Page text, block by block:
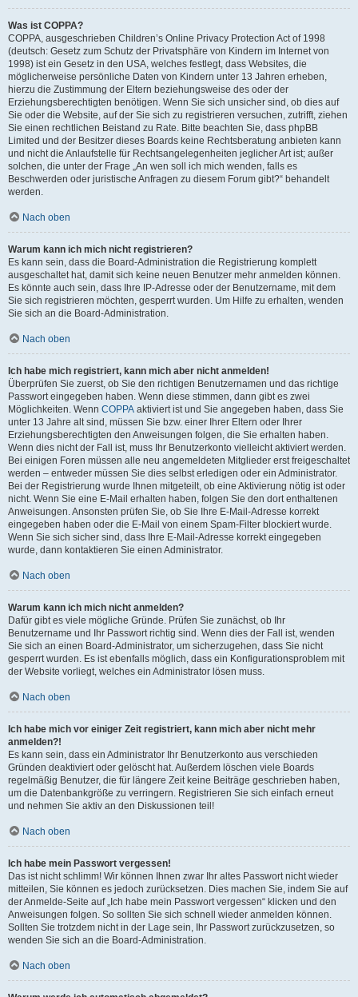
Was ist COPPA?
COPPA, ausgeschrieben Children’s Online Privacy Protection Act of 1998
(deutsch: Gesetz zum Schutz der Privatsphäre von Kindern im Internet von
1998) ist ein Gesetz in den USA, welches festlegt, dass Websites, die
möglicherweise persönliche Daten von Kindern unter 13 Jahren erheben,
hierzu die Zustimmung der Eltern beziehungsweise des oder der
Erziehungsberechtigten benötigen. Wenn Sie sich unsicher sind, ob dies auf
Sie oder die Website, auf der Sie sich zu registrieren versuchen, zutrifft, ziehen
Sie einen rechtlichen Beistand zu Rate. Bitte beachten Sie, dass phpBB
Limited und der Besitzer dieses Boards keine Rechtsberatung anbieten kann
und nicht die Anlaufstelle für Rechtsangelegenheiten jeglicher Art ist; außer
solchen, die unter der Frage „An wen soll ich mich wenden, falls es
Beschwerden oder juristische Anfragen zu diesem Forum gibt?“ behandelt
werden.
Nach oben
Warum kann ich mich nicht registrieren?
Es kann sein, dass die Board-Administration die Registrierung komplett
ausgeschaltet hat, damit sich keine neuen Benutzer mehr anmelden können.
Es könnte auch sein, dass Ihre IP-Adresse oder der Benutzername, mit dem
Sie sich registrieren möchten, gesperrt wurden. Um Hilfe zu erhalten, wenden
Sie sich an die Board-Administration.
Nach oben
Ich habe mich registriert, kann mich aber nicht anmelden!
Überprüfen Sie zuerst, ob Sie den richtigen Benutzernamen und das richtige
Passwort eingegeben haben. Wenn diese stimmen, dann gibt es zwei
Möglichkeiten. Wenn COPPA aktiviert ist und Sie angegeben haben, dass Sie
unter 13 Jahre alt sind, müssen Sie bzw. einer Ihrer Eltern oder Ihrer
Erziehungsberechtigten den Anweisungen folgen, die Sie erhalten haben.
Wenn dies nicht der Fall ist, muss Ihr Benutzerkonto vielleicht aktiviert werden.
Bei einigen Foren müssen alle neu angemeldeten Mitglieder erst freigeschaltet
werden – entweder müssen Sie dies selbst erledigen oder ein Administrator.
Bei der Registrierung wurde Ihnen mitgeteilt, ob eine Aktivierung nötig ist oder
nicht. Wenn Sie eine E-Mail erhalten haben, folgen Sie den dort enthaltenen
Anweisungen. Ansonsten prüfen Sie, ob Sie Ihre E-Mail-Adresse korrekt
eingegeben haben oder die E-Mail von einem Spam-Filter blockiert wurde.
Wenn Sie sich sicher sind, dass Ihre E-Mail-Adresse korrekt eingegeben
wurde, dann kontaktieren Sie einen Administrator.
Nach oben
Warum kann ich mich nicht anmelden?
Dafür gibt es viele mögliche Gründe. Prüfen Sie zunächst, ob Ihr
Benutzername und Ihr Passwort richtig sind. Wenn dies der Fall ist, wenden
Sie sich an einen Board-Administrator, um sicherzugehen, dass Sie nicht
gesperrt wurden. Es ist ebenfalls möglich, dass ein Konfigurationsproblem mit
der Website vorliegt, welches ein Administrator lösen muss.
Nach oben
Ich habe mich vor einiger Zeit registriert, kann mich aber nicht mehr
anmelden?!
Es kann sein, dass ein Administrator Ihr Benutzerkonto aus verschieden
Gründen deaktiviert oder gelöscht hat. Außerdem löschen viele Boards
regelmäßig Benutzer, die für längere Zeit keine Beiträge geschrieben haben,
um die Datenbankgröße zu verringern. Registrieren Sie sich einfach erneut
und nehmen Sie aktiv an den Diskussionen teil!
Nach oben
Ich habe mein Passwort vergessen!
Das ist nicht schlimm! Wir können Ihnen zwar Ihr altes Passwort nicht wieder
mitteilen, Sie können es jedoch zurücksetzen. Dies machen Sie, indem Sie auf
der Anmelde-Seite auf „Ich habe mein Passwort vergessen“ klicken und den
Anweisungen folgen. So sollten Sie sich schnell wieder anmelden können.
Sollten Sie trotzdem nicht in der Lage sein, Ihr Passwort zurückzusetzen, so
wenden Sie sich an die Board-Administration.
Nach oben